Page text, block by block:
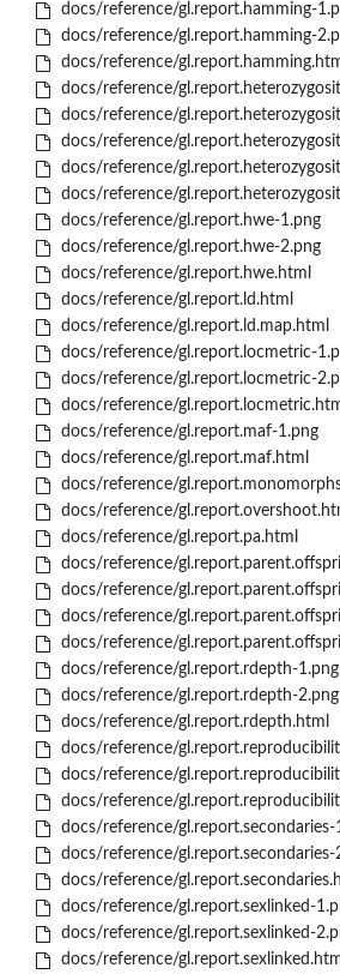
docs/reference/gl.report.hamming-
docs/reference/gl.report.hamming-
docs/reference/
docs/reference/
docs/reference/
docs/reference/
docs/reference/
docs/reference/
docs/reference/gl.report.hwe-1.png
docs/reference/gl.report.hwe-2.png
docs/reference/gl.report.hwe.html
docs/reference/gl.report.ld.html
docs/reference/gl.report.ld.map.html
docs/reference/gl.report.locmetric-
docs/reference/gl.report.locmetric-
docs/reference/
docs/reference/gl.report.maf-1.png
docs/reference/gl.report.maf.html
docs/reference/
docs/reference/
docs/reference/gl.report.pa.html
docs/reference/
docs/reference/
docs/reference/
docs/reference/
docs/reference/gl.report.rdepth-1.png
docs/reference/gl.report.rdepth-2.png
docs/reference/gl.report.rdepth.html
docs/reference/
docs/reference/
docs/reference/
docs/reference/gl.report.secondaries-
docs/reference/gl.report.secondaries-
docs/reference/
docs/reference/gl.report.sexlinked-
docs/reference/gl.report.sexlinked-
docs/reference/